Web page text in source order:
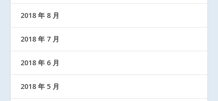
2018 年 8 月
2018 年 7 月
2018 年 6 月
2018 年 5 月